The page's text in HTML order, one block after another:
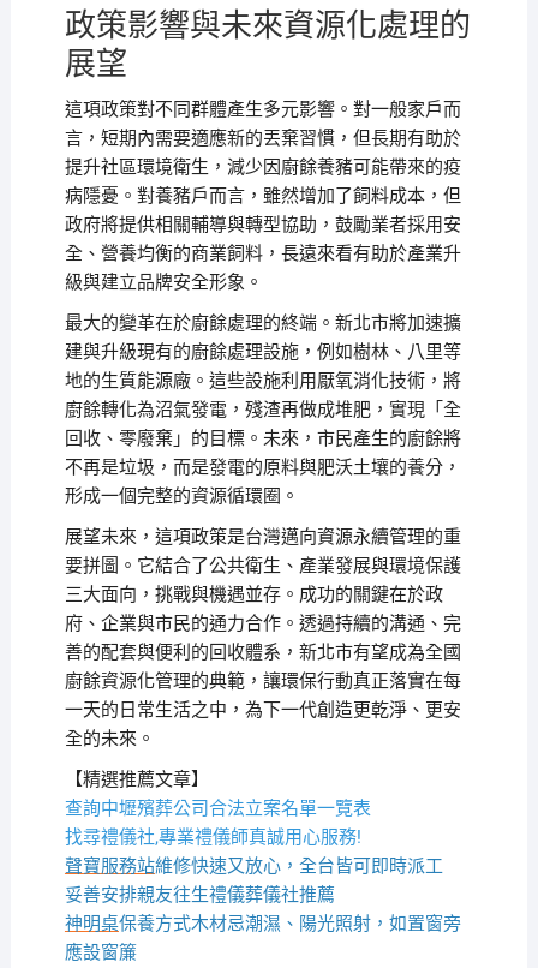
政策影響與未來資源化處理的
展望
這項政策對不同群體產生多元影響。對一般家戶而
言，短期內需要適應新的丟棄習慣，但長期有助於
提升社區環境衛生，減少因廚餘養豬可能帶來的疫
病隱憂。對養豬戶而言，雖然增加了飼料成本，但
政府將提供相關輔導與轉型協助，鼓勵業者採用安
全、營養均衡的商業飼料，長遠來看有助於產業升
級與建立品牌安全形象。
最大的變革在於廚餘處理的終端。新北市將加速擴
建與升級現有的廚餘處理設施，例如樹林、八里等
地的生質能源廠。這些設施利用厭氧消化技術，將
廚餘轉化為沼氣發電，殘渣再做成堆肥，實現「全
回收、零廢棄」的目標。未來，市民產生的廚餘將
不再是垃圾，而是發電的原料與肥沃土壤的養分，
形成一個完整的資源循環圈。
展望未來，這項政策是台灣邁向資源永續管理的重
要拼圖。它結合了公共衛生、產業發展與環境保護
三大面向，挑戰與機遇並存。成功的關鍵在於政
府、企業與市民的通力合作。透過持續的溝通、完
善的配套與便利的回收體系，新北市有望成為全國
廚餘資源化管理的典範，讓環保行動真正落實在每
一天的日常生活之中，為下一代創造更乾淨、更安
全的未來。
【精選推薦文章】
查詢中壢殯葬公司合法立案名單一覽表
找尋禮儀社,專業禮儀師真誠用心服務!
聲寶服務站維修快速又放心，全台皆可即時派工
妥善安排親友往生禮儀葬儀社推薦
神明桌保養方式木材忌潮濕、陽光照射，如置窗旁
應設窗簾